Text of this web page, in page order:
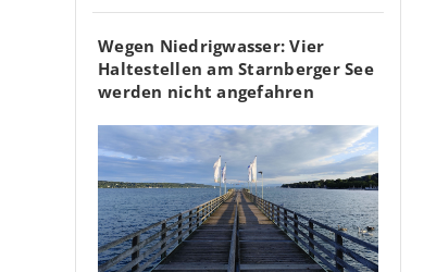
Wegen Niedrigwasser: Vier
Haltestellen am Starnberger See
werden nicht angefahren